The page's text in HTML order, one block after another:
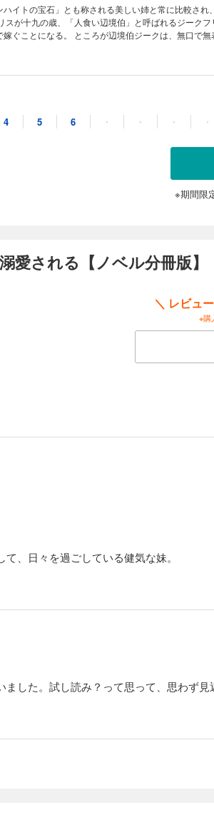
イトの宝石」とも称される美しい姉と常に比較され
が十九の歳、「人食い辺境伯」と呼ばれるジークフ
ぐことになる。 ところが辺境伯ジークは、無口で無
スの生家には重大な秘密があり、さらに、ジークと
イトの宝石」とも称される美しい姉と常に比較され
ぐことになる。 ところが辺境伯ジークは、無口で無
人物だった。 しかし「身代わり花嫁」であることに
いでいた。 そんな折、王都より姉の結婚の知らせが
スの生家には重大な秘密があり、さらに、ジークと
が十九の歳、「人食い辺境伯」と呼ばれるジークフ
ぐことになる。 ところが辺境伯ジークは、無口で無
いでいた。 そんな折、王都より姉の結婚の知らせが
スの生家には重大な秘密があり、さらに、ジークと
嬢が辺境の地で最愛の人と幸せになる王道ラブファ
、本編内容は同一のものとなります。重複購入にご
される【ノベル分冊版】 13
ハイトの宝石」とも称される美しい姉と常に比較され
が十九の歳、「人食い辺境伯」と呼ばれるジークフ
ぐことになる。 ところが辺境伯ジークは、無口で無
物だった。 しかし「身代わり花嫁」であることに負
でいた。 そんな折、王都より姉の結婚の知らせが届
嬢が辺境の地で最愛の人と幸せになる王道ラブファ
イトの宝石」とも称される美しい姉と常に比較され
物だった。 しかし「身代わり花嫁」であることに負
でいた。 そんな折、王都より姉の結婚の知らせが届
スの生家には重大な秘密があり、さらに、ジークと
が辺境の地で最愛の人と幸せになる王道ラブファ
される【ノベル分冊版】 15
が十九の歳、「人食い辺境伯」と呼ばれるジークフ
物だった。 しかし「身代わり花嫁」であることに負
スの生家には重大な秘密があり、さらに、ジークと
、本編内容は同一のものとなります。重複購入にご
される【ノベル分冊版】 16
人物だった。 しかし「身代わり花嫁」であることに
4 5 6 ・ ・ ・ ・
※期間限
愛される【ノベル分冊版
＼ レビュ
※購
、日々を過ごしている健気な妹。
した。試し読み？って思って、思わず見